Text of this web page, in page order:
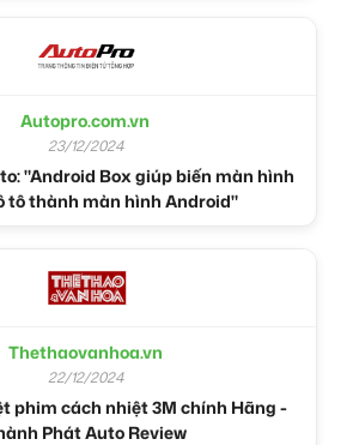
Autopro.com.vn
23/12/2024
"Android Box giúp biến màn hình
tô thành màn hình Android"
Thethaovanhoa.vn
22/12/2024
phim cách nhiệt 3M chính Hãng -
Phát Auto Review